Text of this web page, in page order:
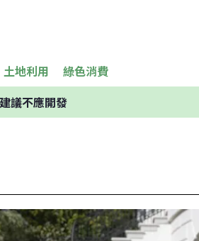
土地利用 綠色消費
議不應開發